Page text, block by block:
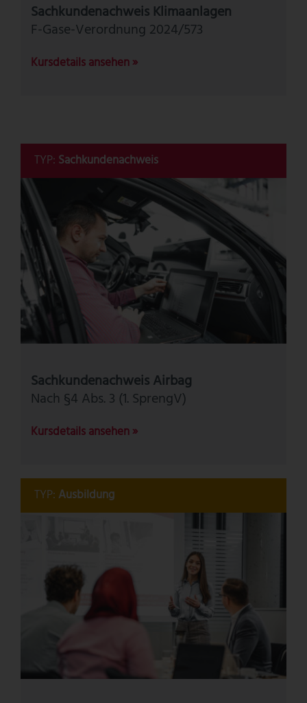
Sachkundenachweis Klimaanlagen
F-Gase-Verordnung 2024/573
Kursdetails ansehen »
TYP: Sachkundenachweis
Sachkundenachweis Airbag
Nach §4 Abs. 3 (1. SprengV)
Kursdetails ansehen »
TYP: Ausbildung